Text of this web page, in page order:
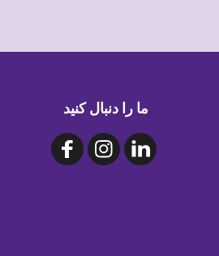
ما را دنبال کنید